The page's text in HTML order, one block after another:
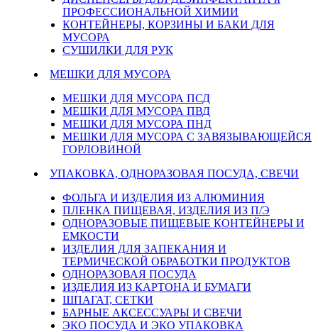
ПРОФЕССИОНАЛЬНОЙ ХИМИИ
КОНТЕЙНЕРЫ, КОРЗИНЫ И БАКИ ДЛЯ
МУСОРА
СУШИЛКИ ДЛЯ РУК
МЕШКИ ДЛЯ МУСОРА
МЕШКИ ДЛЯ МУСОРА ПСД
МЕШКИ ДЛЯ МУСОРА ПВД
МЕШКИ ДЛЯ МУСОРА ПНД
МЕШКИ ДЛЯ МУСОРА С ЗАВЯЗЫВАЮЩЕЙСЯ
ГОРЛОВИНОЙ
УПАКОВКА, ОДНОРАЗОВАЯ ПОСУДА, СВЕЧИ
ФОЛЬГА И ИЗДЕЛИЯ ИЗ АЛЮМИНИЯ
ПЛЕНКА ПИЩЕВАЯ, ИЗДЕЛИЯ ИЗ П/Э
ОДНОРАЗОВЫЕ ПИЩЕВЫЕ КОНТЕЙНЕРЫ И
ЕМКОСТИ
ИЗДЕЛИЯ ДЛЯ ЗАПЕКАНИЯ И
ТЕРМИЧЕСКОЙ ОБРАБОТКИ ПРОДУКТОВ
ОДНОРАЗОВАЯ ПОСУДА
ИЗДЕЛИЯ ИЗ КАРТОНА И БУМАГИ
ШПАГАТ, СЕТКИ
БАРНЫЕ АКСЕССУАРЫ И СВЕЧИ
ЭКО ПОСУДА И ЭКО УПАКОВКА